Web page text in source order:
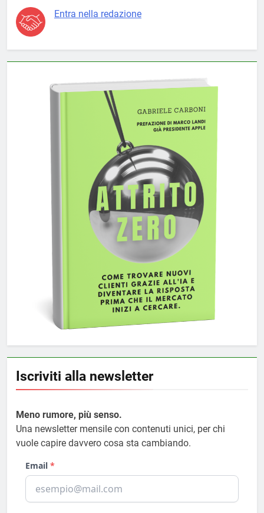
Entra nella redazione
Iscriviti alla newsletter
Meno rumore, più senso.
Una newsletter mensile con contenuti unici, per chi
vuole capire davvero cosa sta cambiando.